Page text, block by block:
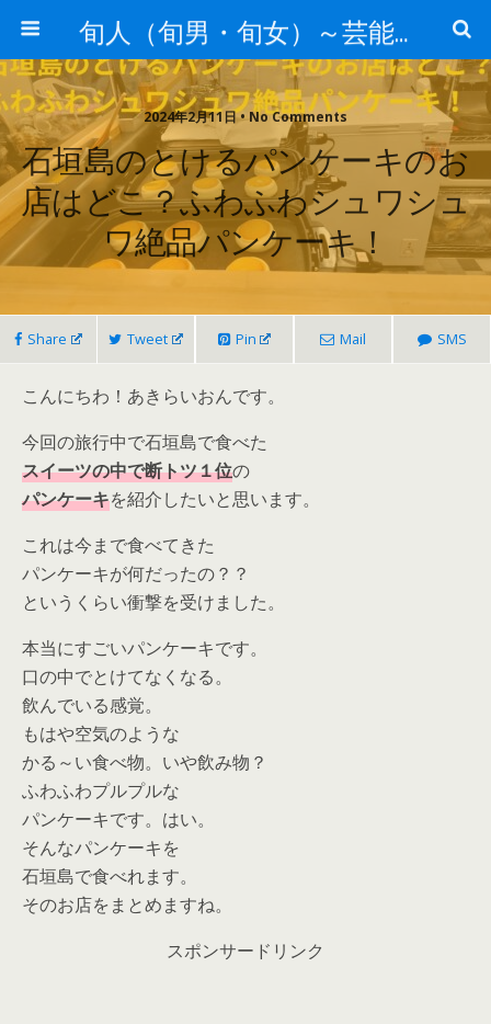
旬人（旬男・旬女）～芸能界等から旬な人・歌等の情報～
2024年2月11日 • No Comments
石垣島のとけるパンケーキのお
店はどこ？ふわふわシュワシュ
ワ絶品パンケーキ！
Share Tweet Pin Mail SMS
こんにちわ！あきらいおんです。
今回の旅行中で石垣島で食べた
スイーツの中で断トツ１位の
パンケーキを紹介したいと思います。
これは今まで食べてきた
パンケーキが何だったの？？
というくらい衝撃を受けました。
本当にすごいパンケーキです。
口の中でとけてなくなる。
飲んでいる感覚。
もはや空気のような
かる～い食べ物。いや飲み物？
ふわふわプルプルな
パンケーキです。はい。
そんなパンケーキを
石垣島で食べれます。
そのお店をまとめますね。
スポンサードリンク